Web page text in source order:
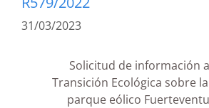
31/03/2023
Solicitud de información
Transición Ecológica sobre
parque eólico